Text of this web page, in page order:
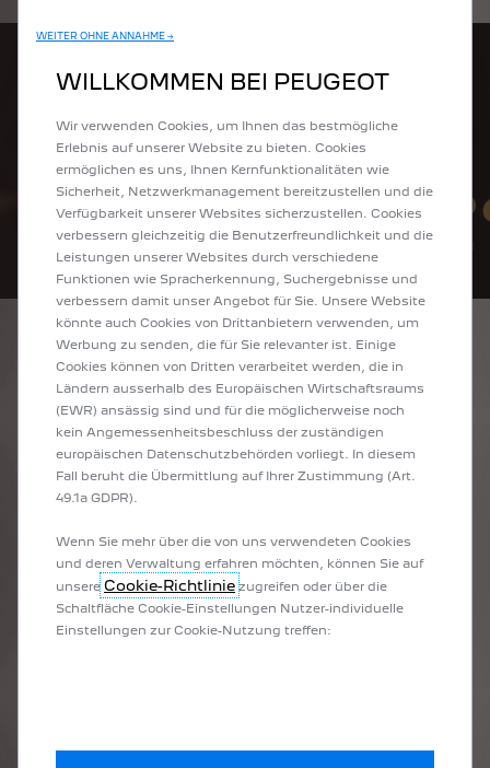
NACHTEILE
VON PHEVS
Nachteile:
Höhere Anschaffungskosten: PHEVs sind in der Regel
teurer als konventionelle Fahrzeuge und auch teurer als
Gewicht und Platzbedarf: Die grössere Batterie erhöht
das Fahrzeuggewicht und kann den Platz im Innenraum
einschränken.
Abhängigkeit von der Ladeinfrastruktur: Um das volle
Potenzial eines PHEV auszuschöpfen, ist ein
WEITER OHNE ANNAHME →
WILLKOMMEN BEI PEUGEOT
Wir verwenden Cookies, um Ihnen das bestmögliche
Erlebnis auf unserer Website zu bieten. Cookies
ermöglichen es uns, Ihnen Kernfunktionalitäten wie
Sicherheit, Netzwerkmanagement bereitzustellen und die
Verfügbarkeit unserer Websites sicherzustellen. Cookies
verbessern gleichzeitig die Benutzerfreundlichkeit und die
Leistungen unserer Websites durch verschiedene
Funktionen wie Spracherkennung, Suchergebnisse und
verbessern damit unser Angebot für Sie. Unsere Website
könnte auch Cookies von Drittanbietern verwenden, um
Werbung zu senden, die für Sie relevanter ist. Einige
Cookies können von Dritten verarbeitet werden, die in
Ländern ausserhalb des Europäischen Wirtschaftsraums
(EWR) ansässig sind und für die möglicherweise noch
kein Angemessenheitsbeschluss der zuständigen
europäischen Datenschutzbehörden vorliegt. In diesem
Fall beruht die Übermittlung auf Ihrer Zustimmung (Art.
49.1a GDPR).
Wenn Sie mehr über die von uns verwendeten Cookies
und deren Verwaltung erfahren möchten, können Sie auf
unsere Cookie-Richtlinie zugreifen oder über die
Schaltfläche Cookie-Einstellungen Nutzer-individuelle
Einstellungen zur Cookie-Nutzung treffen: